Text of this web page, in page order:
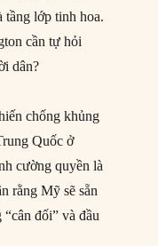
tầng lớp tinh hoa.
cần tự hỏi
dân?
chống khủng
Quốc ở
cường quyền là
rằng Mỹ sẽ sẵn
đối” và đầu